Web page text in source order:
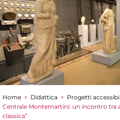
Tu sei qui
Home > Didattica > Progetti
Centrale Montemartini: un incontro tra
classica”